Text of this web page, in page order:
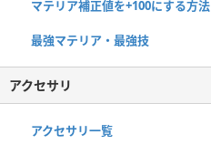
マテリア補正値を+100にする方法
最強マテリア・最強技
アクセサリ
アクセサリ一覧